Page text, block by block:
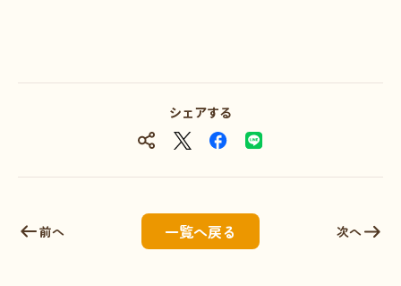
シェアする
前へ 一覧へ戻る 次へ